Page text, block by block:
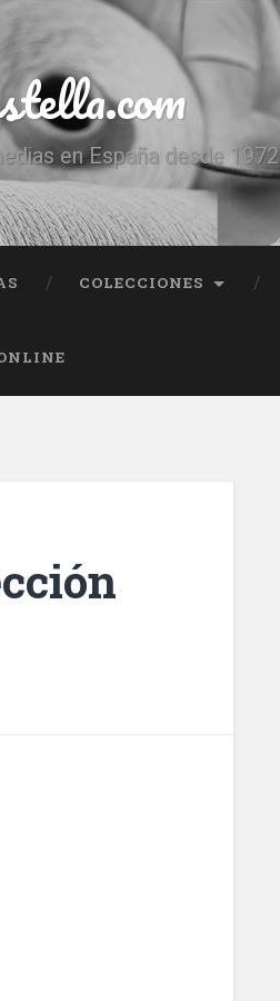
en España desde 1972
COLECCIONES